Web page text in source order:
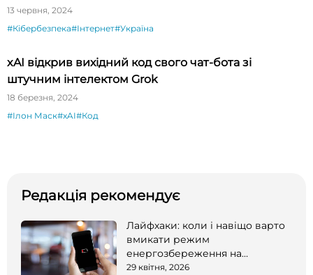
13 червня, 2024
#Кібербезпека#Інтернет#Україна
xAI відкрив вихідний код свого чат-бота зі
штучним інтелектом Grok
18 березня, 2024
#Ілон Маск#xAI#Код
Редакція рекомендує
Лайфхаки: коли і навіщо варто
вмикати режим
енергозбереження на
смартфоні
29 квітня, 2026